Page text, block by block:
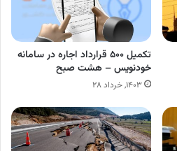
تکمیل ۵۰۰ قرارداد اجاره در سامانه
خودنویس – هشت صبح
۱۴۰۳, خرداد ۲۸